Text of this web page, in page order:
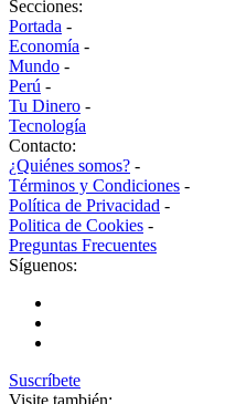
Secciones:
Portada -
Economía -
Mundo -
Perú -
Tu Dinero -
Tecnología
Contacto:
¿Quiénes somos? -
Términos y Condiciones -
Política de Privacidad -
Politica de Cookies -
Preguntas Frecuentes
Síguenos:
Suscríbete